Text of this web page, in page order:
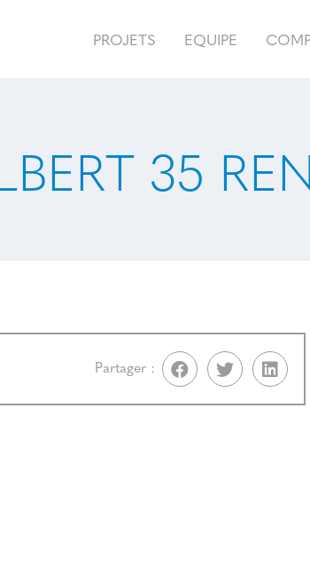
PROJETS EQUIPE
35
Partager :